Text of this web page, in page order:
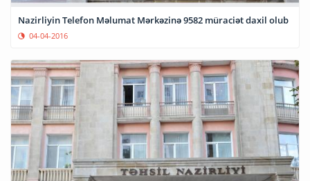
Nazirliyin Telefon Məlumat Mərkəzinə 9582 müraciət daxil olub
04-04-2016